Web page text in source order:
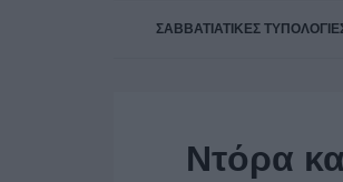
ΣΑΒΒΑΤΙΑΤΙΚΕΣ
Ντόρα